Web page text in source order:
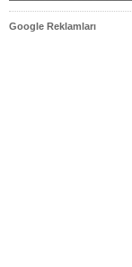
Google Reklamları